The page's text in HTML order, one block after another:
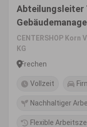
Abteilungsleiter
CENTERSHOP Korn
KG
Frechen
Vollzeit
Nachhaltiger
Flexible